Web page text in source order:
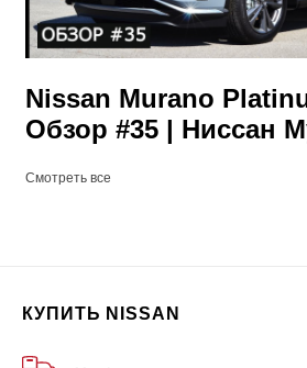
Nissan Murano
Обзор #35 | Ниссан
Смотреть все
КУПИТЬ NISSAN